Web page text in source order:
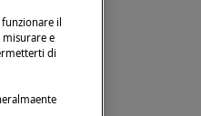
il
e
di